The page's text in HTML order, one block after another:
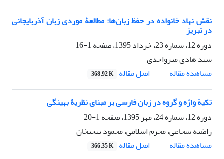
نقش نهاد خانواده در حفظ زبان‌ها: مطالعۀ موردی زبان آذربایجانی
در تبریز
دوره 12، شماره 23، خرداد 1395، صفحه
1-16
سید هادی میرواحدی
مشاهده مقاله
اصل مقاله 368.92 K
تکیة واژه و گروه در زبان فارسی بر مبنای نظریۀ بهینگی
دوره 12، شماره 24، مهر 1395، صفحه
1-20
راضیه شجاعی، محرم اسلامی، محمود بی‎جن‎خان
مشاهده مقاله
اصل مقاله 366.35 K